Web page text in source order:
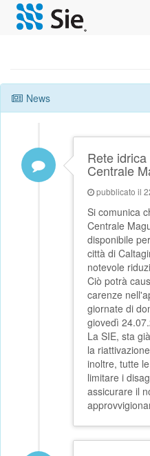
News
Rete
Centrale
pubblicato il
Si comunica
Centrale
disponibile
città di
notevole
Ciò potrà
carenze
giornate di
giovedì
La SIE, sta
la
inoltre, tutte
limitare i
assicurare il